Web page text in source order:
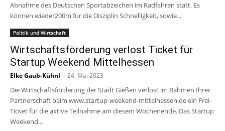
Abnahme des Deutschen Sportabzeichen im Radfahren statt. Es
können wieder200m für die Disziplin Schnelligkeit, sowie...
Politik und Wirtschaft
Wirtschaftsförderung verlost Ticket für
Startup Weekend Mittelhessen
Elke Gaub-Kühnl - 24. Mai 2023
Die Wirtschaftsförderung der Stadt Gießen verlost im Rahmen Ihrer
Partnerschaft beim www.startup-weekend-mittelhessen.de ein Frei-
Ticket für die aktive Teilnahme am diesem Wochenende. Das Startup
Weekend...